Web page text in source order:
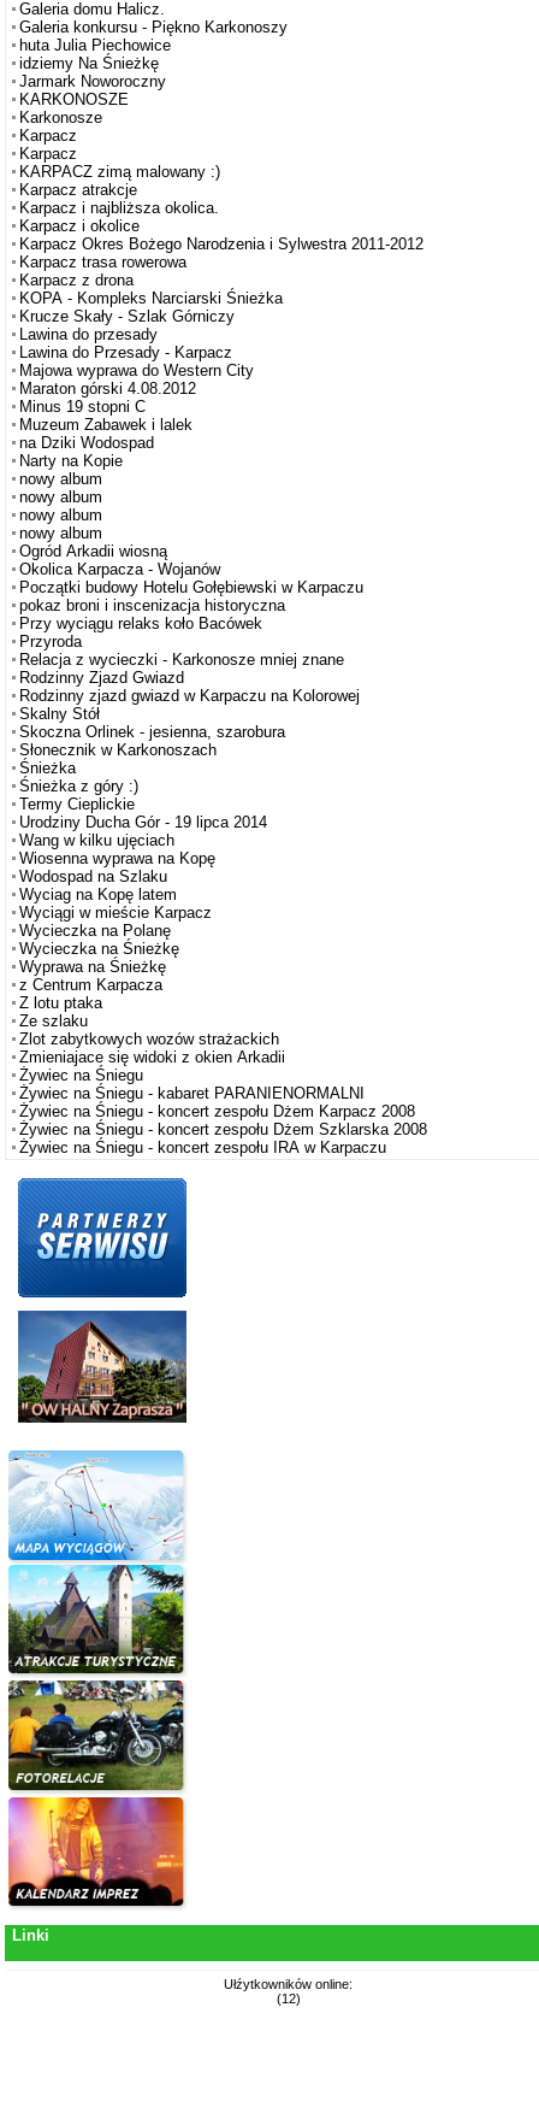
Galeria domu Halicz.
Galeria konkursu - Piękno Karkonoszy
huta Julia Piechowice
idziemy Na Śnieżkę
Jarmark Noworoczny
KARKONOSZE
Karkonosze
Karpacz
Karpacz
KARPACZ zimą malowany :)
Karpacz atrakcje
Karpacz i najbliższa okolica.
Karpacz i okolice
Karpacz Okres Bożego Narodzenia i Sylwestra 2011-2012
Karpacz trasa rowerowa
Karpacz z drona
KOPA - Kompleks Narciarski Śnieżka
Krucze Skały - Szlak Górniczy
Lawina do przesady
Lawina do Przesady - Karpacz
Majowa wyprawa do Western City
Maraton górski 4.08.2012
Minus 19 stopni C
Muzeum Zabawek i lalek
na Dziki Wodospad
Narty na Kopie
nowy album
nowy album
nowy album
nowy album
Ogród Arkadii wiosną
Okolica Karpacza - Wojanów
Początki budowy Hotelu Gołębiewski w Karpaczu
pokaz broni i inscenizacja historyczna
Przy wyciągu relaks koło Bacówek
Przyroda
Relacja z wycieczki - Karkonosze mniej znane
Rodzinny Zjazd Gwiazd
Rodzinny zjazd gwiazd w Karpaczu na Kolorowej
Skalny Stół
Skoczna Orlinek - jesienna, szarobura
Słonecznik w Karkonoszach
Śnieżka
Śnieżka z góry :)
Termy Cieplickie
Urodziny Ducha Gór - 19 lipca 2014
Wang w kilku ujęciach
Wiosenna wyprawa na Kopę
Wodospad na Szlaku
Wyciag na Kopę latem
Wyciągi w mieście Karpacz
Wycieczka na Polanę
Wycieczka na Śnieżkę
Wyprawa na Śnieżkę
z Centrum Karpacza
Z lotu ptaka
Ze szlaku
Zlot zabytkowych wozów strażackich
Zmieniajace się widoki z okien Arkadii
Żywiec na Śniegu
Żywiec na Śniegu - kabaret PARANIENORMALNI
Żywiec na Śniegu - koncert zespołu Dżem Karpacz 2008
Żywiec na Śniegu - koncert zespołu Dżem Szklarska 2008
Żywiec na Śniegu - koncert zespołu IRA w Karpaczu
Linki
Ułźytkowników online:
(12)